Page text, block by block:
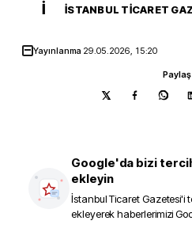
İ İSTANBUL TICARET
Yayınlanma 29.05.2026, 15:20
Paylaş
Google'da bizi
ekleyin
İstanbul Ticaret Gazetesi'i
ekleyerek haberlerimizi